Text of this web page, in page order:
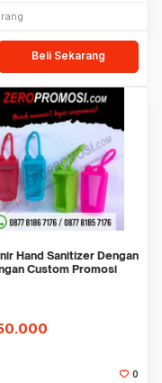
Beli Sekarang
Hand Sanitizer Dengan
Custom Promosi
0